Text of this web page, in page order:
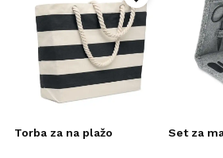
Torba za na plažo Set za